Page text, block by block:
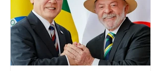
com a presença do presidente nacional
do partido, Eduardo Ribeiro, e do
senador Eduardo Girão, filiado ao Novo
desde fevereiro de 2023. Formado em
administração de empresas pela
Fundaç